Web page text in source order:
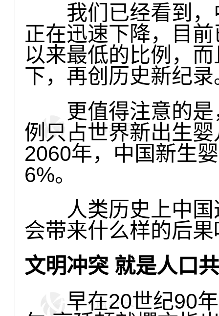
我们已经看到，
正在迅速下降，目
以来最低的比例，
下，再创历史新纪录
更值得注意的是
例只占世界新出生
2060年，中国新生
6%。
人类历史上中国
会带来什么样的后
文明冲突 就是人口
早在20世纪90年